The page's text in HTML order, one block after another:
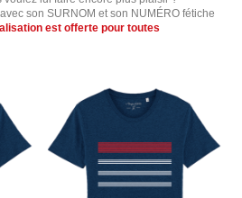
son SURNOM et son NUMÉRO fétiche
est offerte pour toutes